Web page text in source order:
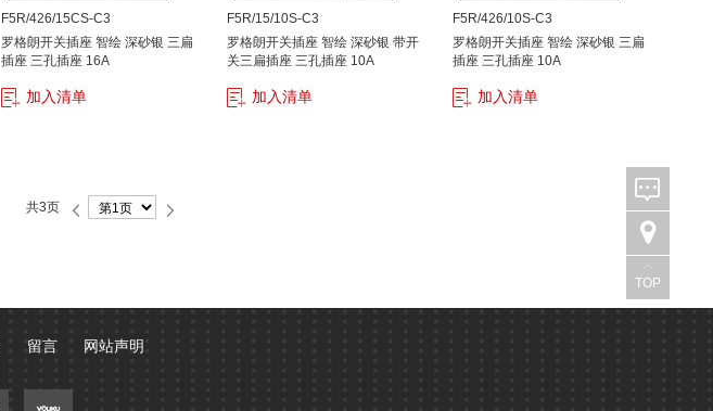
F5R/426/15CS-C3
罗格朗开关插座 智绘 深砂银 三扁
插座 三孔插座 16A
加入清单
F5R/15/10S-C3
罗格朗开关插座 智绘 深砂银 带开
关三扁插座 三孔插座 10A
加入清单
F5R/426/10S-C3
罗格朗开关插座 智绘 深砂银 三扁
插座 三孔插座 10A
加入清单
共3页
第
页
留言 网站声明
TOP